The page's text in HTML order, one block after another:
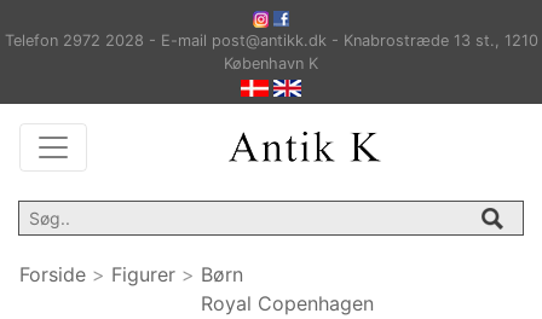
Telefon 2972 2028 - E-mail post@antikk.dk - Knabrostræde 13 st., 1210
København K
Forside > Figurer > Børn
Royal Copenhagen